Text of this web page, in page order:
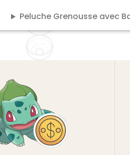
Peluche Grenousse avec